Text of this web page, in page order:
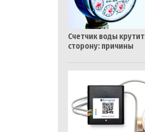
Счетчик воды
сторону: причины